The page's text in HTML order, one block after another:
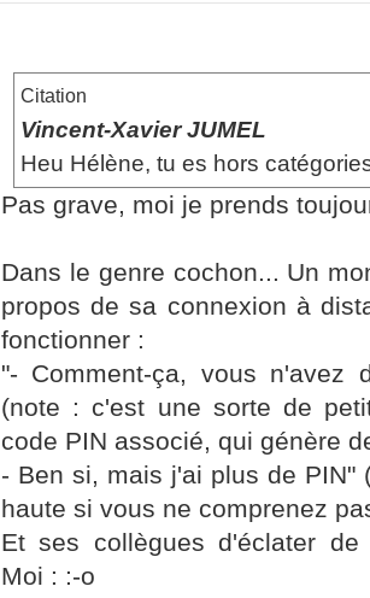
Citation
Vincent-Xavier JUMEL
Heu Hélène, tu es hors
Pas grave, moi je prends
Dans le genre cochon... Un
propos de sa connexion à
fonctionner :
"- Comment-ça, vous n'avez
(note : c'est une sorte de
code PIN associé, qui génère
- Ben si, mais j'ai plus de PIN"
haute si vous ne comprenez
Et ses collègues d'éclater de
Moi : :-o